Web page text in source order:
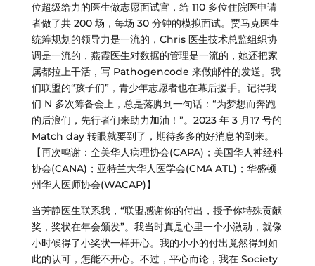
位超级给力的医生做志愿面试官，给 110 多位住院医申请
者做了共 200 场，每场 30 分钟的模拟面试。贾马克医生
统筹规划的领导力是一流的，Chris 医生技术总监组织协
调是一流的，燕霞医生对数据的管理是一流的，她还把家
属都拉上干活，写 Pathogencode 来做邮件的发送。我
们联盟的“孩子们”，青少年志愿者也在幕后援手。记得我
们 N 多次筹备会上，总是落脚到一句话：“为梦想而奔跑
的后浪们，先行者们来助力加油！”。2023 年 3 月17 号的
Match day 转眼就要到了，期待多多的好消息的到来。
【再次鸣谢：全美华人病理协会(CAPA)；美国华人神经科
协会(CANA)；亚特兰大华人医学会(CMA ATL)；华盛顿
州华人医师协会(WACAP)】
当芳静医生联系我，“联盟感谢你的付出，授予你特殊贡献
奖，奖状在年会颁发”。我当时真是心里一个小激动，就像
小时候得了小奖状一样开心。我的小小的付出竟然得到如
此的认可，怎能不开心。不过，平心而论，我在 Society